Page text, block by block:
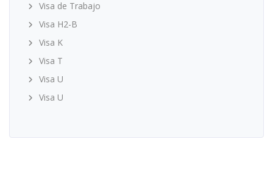
Visa de Trabajo
Visa H2-B
Visa K
Visa T
Visa U
Visa U